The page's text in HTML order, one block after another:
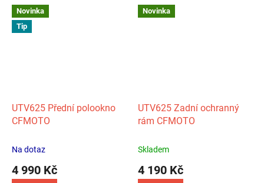
Novinka
Tip
UTV625 Přední polookno
CFMOTO
Na dotaz
4 990 Kč
Novinka
UTV625 Zadní ochranný
rám CFMOTO
Skladem
4 190 Kč